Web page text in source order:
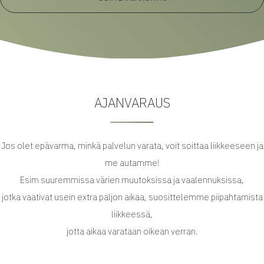
AJANVARAUS
Jos olet epävarma, minkä palvelun varata, voit soittaa liikkeeseen ja
me autamme!
Esim suuremmissa värien muutoksissa ja vaalennuksissa,
jotka vaativat usein extra paljon aikaa, suosittelemme piipahtamista
liikkeessä,
jotta aikaa varataan oikean verran.